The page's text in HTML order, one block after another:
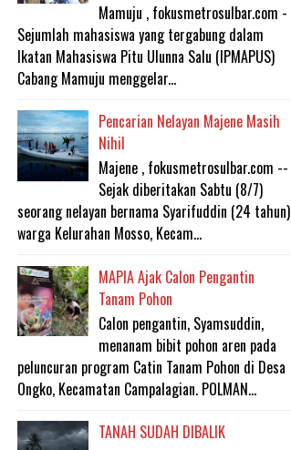
Mamuju , fokusmetrosulbar.com -
Sejumlah mahasiswa yang tergabung dalam
Ikatan Mahasiswa Pitu Ulunna Salu (IPMAPUS)
Cabang Mamuju menggelar...
Pencarian Nelayan Majene Masih
Nihil
Majene , fokusmetrosulbar.com --
Sejak diberitakan Sabtu (8/7)
seorang nelayan bernama Syarifuddin (24 tahun)
warga Kelurahan Mosso, Kecam...
MAPIA Ajak Calon Pengantin
Tanam Pohon
Calon pengantin, Syamsuddin,
menanam bibit pohon aren pada
peluncuran program Catin Tanam Pohon di Desa
Ongko, Kecamatan Campalagian. POLMAN...
TANAH SUDAH DIBALIK